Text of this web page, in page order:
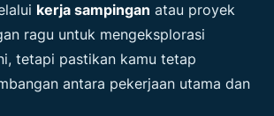
kerja sampingan atau proyek
ragu untuk mengeksplorasi
tetapi pastikan kamu tetap
antara pekerjaan utama dan